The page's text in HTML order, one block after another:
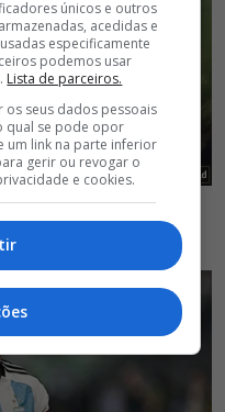
únicos e outros
acedidas e
especificamente
podemos usar
Lista de parceiros.
seus dados pessoais
qual se pode opor
um link na parte inferior
gerir ou revogar o
e cookies.